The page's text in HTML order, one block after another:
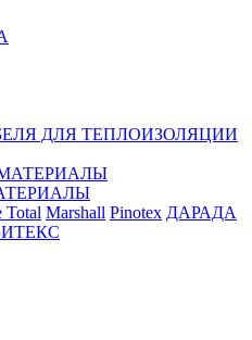
ДЛЯ ТЕПЛОИЗОЛЯЦИИ
Total Marshall Pinotex ДАРАДА